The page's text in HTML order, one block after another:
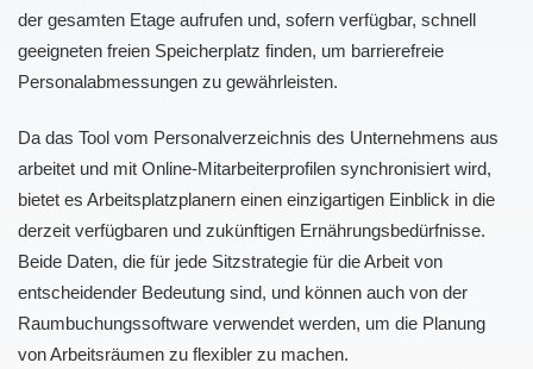
der gesamten Etage aufrufen und, sofern verfügbar, schnell
geeigneten freien Speicherplatz finden, um barrierefreie
Personalabmessungen zu gewährleisten.
Da das Tool vom Personalverzeichnis des Unternehmens aus
arbeitet und mit Online-Mitarbeiterprofilen synchronisiert wird,
bietet es Arbeitsplatzplanern einen einzigartigen Einblick in die
derzeit verfügbaren und zukünftigen Ernährungsbedürfnisse.
Beide Daten, die für jede Sitzstrategie für die Arbeit von
entscheidender Bedeutung sind, und können auch von der
Raumbuchungssoftware verwendet werden, um die Planung
von Arbeitsräumen zu flexibler zu machen.